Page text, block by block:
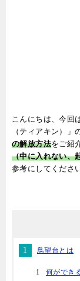
こんにちは、今回
（ティアキン）」
の解放方法をご紹
（中に入れない、
参考にしてくださ
鳥望台とは
何ができ